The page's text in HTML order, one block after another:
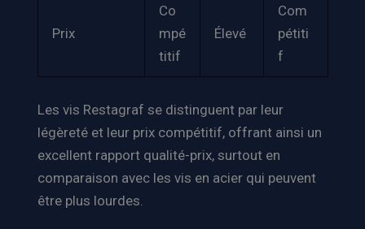
Prix
Co
mpé
titif
Élevé
Com
pétiti
f
Les vis Restagraf se distinguent par leur
légèreté et leur prix compétitif, offrant ainsi un
excellent rapport qualité-prix, surtout en
comparaison avec les vis en acier qui peuvent
être plus lourdes.